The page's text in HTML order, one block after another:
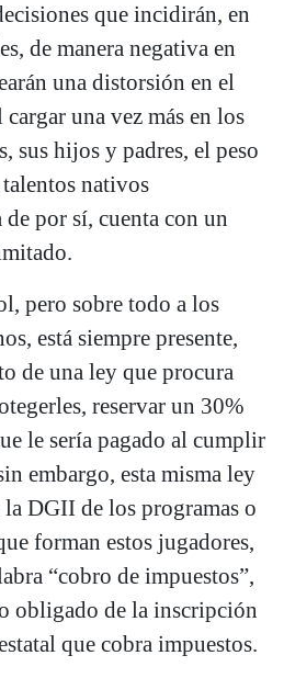
que incidirán, en
de manera negativa en
una distorsión en el
una vez más en los
sus hijos y padres, el peso
nativos
por sí, cuenta con un
pero sobre todo a los
está siempre presente,
de una ley que procura
reservar un 30%
le sería pagado al cumplir
embargo, esta misma ley
DGII de los programas o
forman estos jugadores,
“cobro de impuestos”,
obligado de la inscripción
que cobra impuestos.